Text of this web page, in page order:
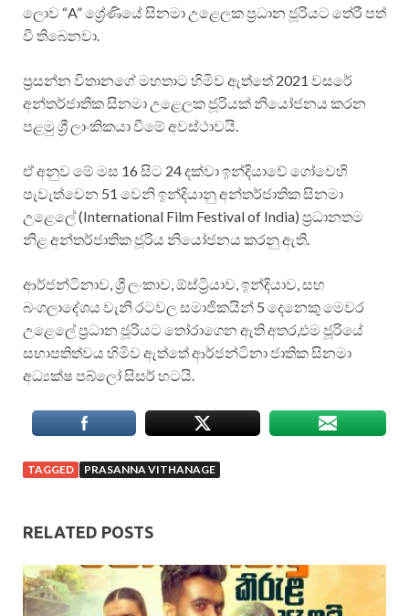
ලොව “A” ශ්‍රේණියේ සිනමා උළෙලක ප්‍රධාන ජූරියට තේරී පත්
වී තිබෙනවා.
ප්‍රසන්න විතානගේ මහතාට හිමිව ඇත්තේ 2021 වසරේ
අන්තර්ජාතික සිනමා උළෙලක ජූරියක් නියෝජනය කරන
පළමු ශ්‍රී ලාංකිකයා වීමේ අවස්ථාවයි.
ඒ අනුව මේ මස 16 සිට 24 දක්වා ඉන්දියාවේ ගෝවෙහි
පැවැත්වෙන 51 වෙනි ඉන්දියානු අන්තර්ජාතික සිනමා
උළෙලේ (International Film Festival of India) ප්‍රධානතම
නිළ අන්තර්ජාතික ජූරිය නියෝජනය කරනු ඇති.
ආර්ජන්ටිනාව, ශ්‍රී ලංකාව, ඕස්ට්‍රියාව, ඉන්දියාව, සහ
බංගලාදේශය වැනි රටවල සමාජිකයින් 5 දෙනෙකු මෙවර
උළෙලේ ප්‍රධාන ජූරියට තෝරාගෙන ඇති අතර,එම ජූරියේ
සභාපතිත්වය හිමිව ඇත්තේ ආර්ජන්ටිනා ජාතික සිනමා
අධ්‍යක්ෂ පබ්ලෝ සිසර් හටයි.
TAGGED PRASANNA VITHANAGE
RELATED POSTS